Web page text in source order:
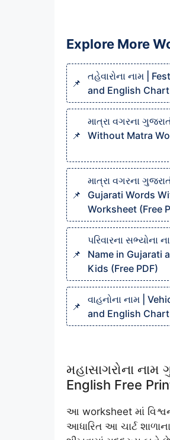
Explore More
તહેવારોના નામ |
and English
માત્રા વગરના
Without Matra
માત્રા વગરના
Gujarati Words
Worksheet (Free
પરિવારના સભ્યોના
Name in Gujarati
Kids (Free PDF)
વાહનોના નામ |
and English
મહાસાગરોના
English Free
આ worksheet માં
આધારિત આ ચાર્ટ